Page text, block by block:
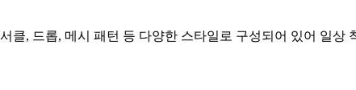
클, 드롭, 메시 패턴 등 다양한 스타일로 구성되어 있어 일상